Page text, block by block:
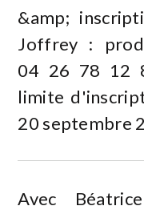
&amp;
Joffrey :
04 26 78 12
limite
20 septembre
Avec